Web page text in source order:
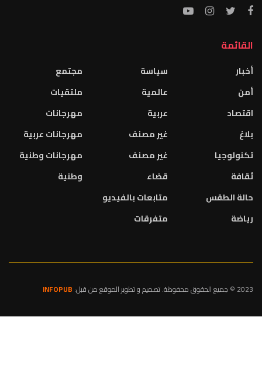
القائمة
أخبار
أمن
اقتصاد
بلاغ
تكنولوجيا
ثقافة
حالة الطقس
رياضة
سياسة
عالمية
عربية
غير مصنف
غير مصنف
قضاء
متابعات بالفيديو
متفرقات
مجتمع
ملتقيات
مهرجانات
مهرجانات عربية
مهرجانات وطنية
وطنية
2023 © جميع الحقوق محفوظة. تصميم و تطوير الموقع من قبل: INFOPUB